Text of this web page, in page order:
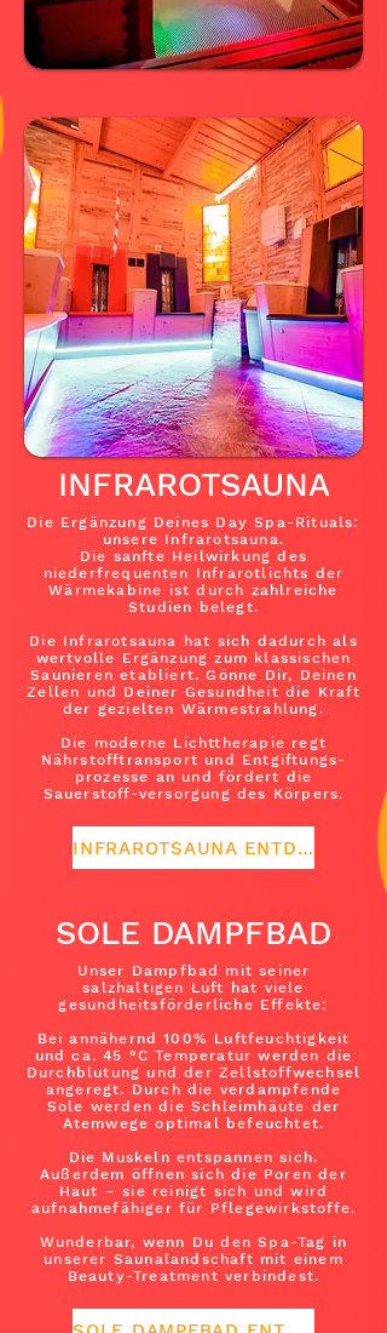
INFRAROTSAUNA
Die Ergänzung Deines Day Spa-Rituals:
unsere Infrarotsauna.
Die sanfte Heilwirkung des
niederfrequenten Infrarotlichts der
Wärmekabine ist durch zahlreiche
Studien belegt.
Die Infrarotsauna hat sich dadurch als
wertvolle Ergänzung zum klassischen
Saunieren etabliert. Gönne Dir, Deinen
Zellen und Deiner Gesundheit die Kraft
der gezielten Wärmestrahlung.
Die moderne Lichttherapie regt
Nährstofftransport und Entgiftungs-
prozesse an und fördert die
Sauerstoff-versorgung des Körpers.
INFRAROTSAUNA ENTDECKEN
SOLE DAMPFBAD
Unser Dampfbad mit seiner
salzhaltigen Luft hat viele
gesundheitsförderliche Effekte:
Bei annähernd 100% Luftfeuchtigkeit
und ca. 45 °C Temperatur werden die
Durchblutung und der Zellstoffwechsel
angeregt. Durch die verdampfende
Sole werden die Schleimhäute der
Atemwege optimal befeuchtet.
Die Muskeln entspannen sich.
Außerdem öffnen sich die Poren der
Haut – sie reinigt sich und wird
aufnahmefähiger für Pflegewirkstoffe.
Wunderbar, wenn Du den Spa-Tag in
unserer Saunalandschaft mit einem
Beauty-Treatment verbindest.